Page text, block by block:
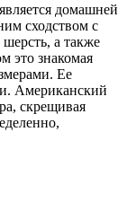
домашней
сходством с
а также
это знакомая
Ее
Американский
скрещивая